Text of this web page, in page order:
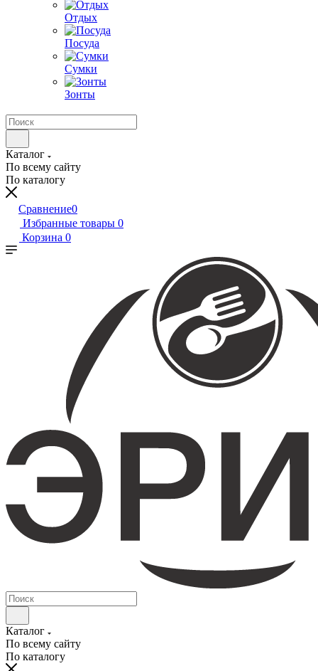
Отдых
Посуда
Сумки
Зонты
Каталог
По всему сайту
По каталогу
Сравнение0
Избранные товары 0
Корзина 0
Каталог
По всему сайту
По каталогу